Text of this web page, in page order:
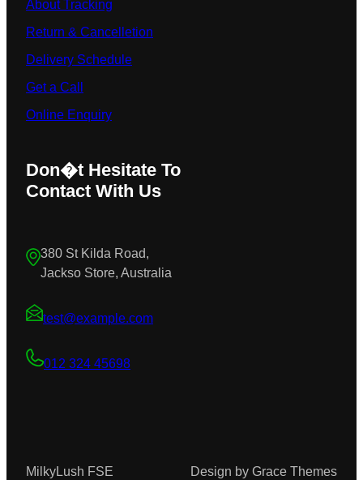
About Tracking
Return & Cancelletion
Delivery Schedule
Get a Call
Online Enquiry
Don�t Hesitate To
Contact With Us
380 St Kilda Road,
Jackso Store, Australia
test@example.com
012 324 45698
MilkyLush FSE Design by Grace Themes